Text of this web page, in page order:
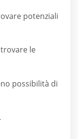
potenziali
le
possibilità di